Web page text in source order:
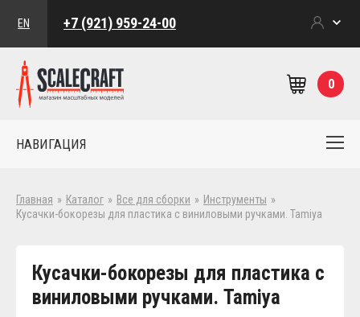
EN +7 (921) 959-24-00
0
НАВИГАЦИЯ
Главная » Каталог » Все для сборки » Инструменты »
Кусачки-бокорезы для пластика с виниловыми ручками. Tamiya
Кусачки-бокорезы для пластика с
виниловыми ручками. Tamiya